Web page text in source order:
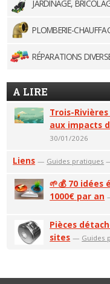
JARDINAGE,
PLOMBERIE-
RÉPARATIONS
A LIRE
Trois-
aux impacts
30/01/2026
Liens — Guides pratiques
🌱💰 70 idées
1000€ par an
Pièces
sites — Guides